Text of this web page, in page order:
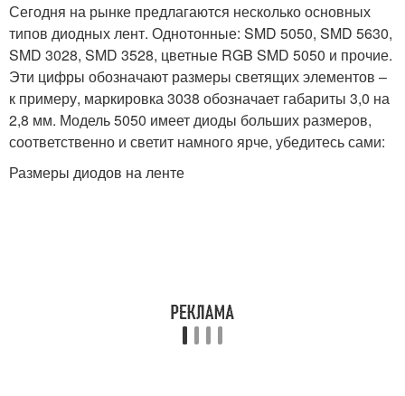
Сегодня на рынке предлагаются несколько основных
типов диодных лент. Однотонные: SMD 5050, SMD 5630,
SMD 3028, SMD 3528, цветные RGB SMD 5050 и прочие.
Эти цифры обозначают размеры светящих элементов –
к примеру, маркировка 3038 обозначает габариты 3,0 на
2,8 мм. Модель 5050 имеет диоды больших размеров,
соответственно и светит намного ярче, убедитесь сами:
Размеры диодов на ленте